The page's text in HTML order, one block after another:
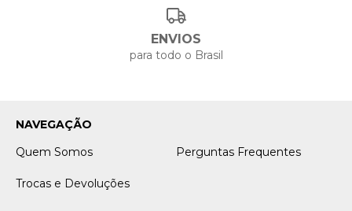
ENVIOS
para todo o Brasil
NAVEGAÇÃO
Quem Somos
Perguntas Frequentes
Trocas e Devoluções